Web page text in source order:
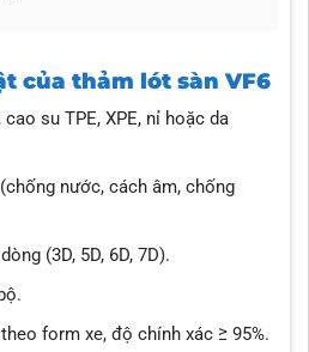
của thảm lót sàn VF6
cao su TPE, XPE, nỉ hoặc da
nước, cách âm, chống
(3D, 5D, 6D, 7D).
form xe, độ chính xác ≥ 95%.